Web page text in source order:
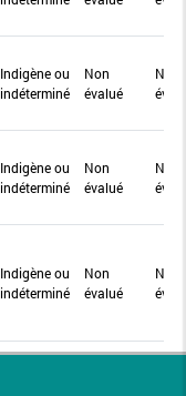
Indigène ou
indéterminé
Non
évalué
Non
Indigène ou
indéterminé
Non
évalué
Non
Indigène ou
indéterminé
Non
évalué
Non